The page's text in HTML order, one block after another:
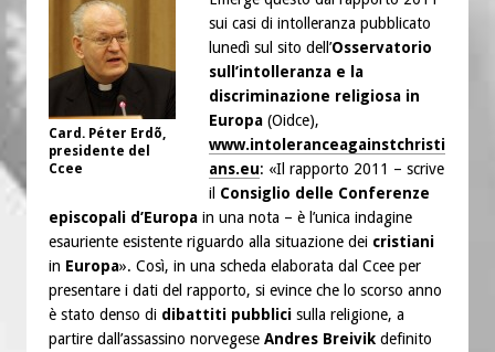
Card. Péter Erdõ,
presidente del
Ccee
sui casi di intolleranza pubblicato
lunedì sul sito dell’Osservatorio
sull’intolleranza e la
discriminazione religiosa in
Europa (Oidce),
www.intoleranceagainstchristi
ans.eu: «Il rapporto 2011 – scrive
il Consiglio delle Conferenze
episcopali d’Europa in una nota – è l’unica indagine
esauriente esistente riguardo alla situazione dei cristiani
in Europa». Così, in una scheda elaborata dal Ccee per
presentare i dati del rapporto, si evince che lo scorso anno
è stato denso di dibattiti pubblici sulla religione, a
partire dall’assassino norvegese Andres Breivik definito